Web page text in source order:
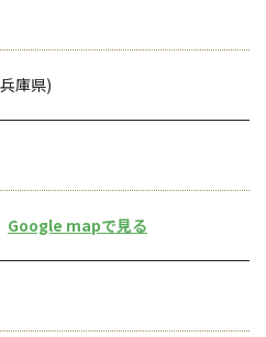
庫県)
Google mapで見る